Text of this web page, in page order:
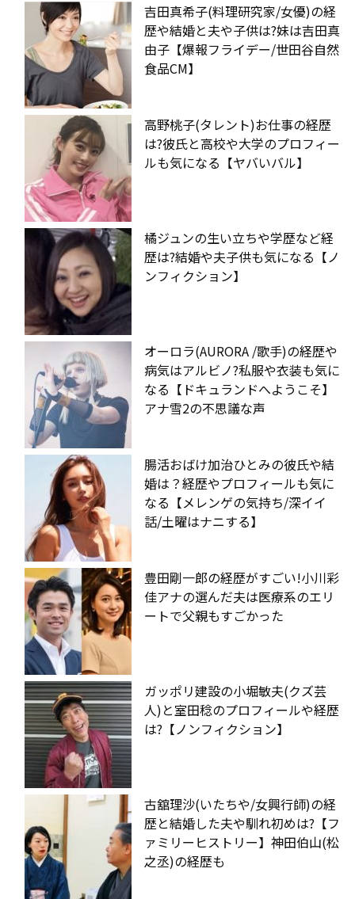
吉田真希子(料理研究家/女優)の経
歴や結婚と夫や子供は?妹は吉田真
由子【爆報フライデー/世田谷自然
食品CM】
高野桃子(タレント)お仕事の経歴
は?彼氏と高校や大学のプロフィー
ルも気になる【ヤバいバル】
橘ジュンの生い立ちや学歴など経
歴は?結婚や夫子供も気になる【ノ
ンフィクション】
オーロラ(AURORA /歌手)の経歴や
病気はアルビノ?私服や衣装も気に
なる【ドキュランドへようこそ】
アナ雪2の不思議な声
腸活おばけ加治ひとみの彼氏や結
婚は？経歴やプロフィールも気に
なる【メレンゲの気持ち/深イイ
話/土曜はナニする】
豊田剛一郎の経歴がすごい!小川彩
佳アナの選んだ夫は医療系のエリ
ートで父親もすごかった
ガッポリ建設の小堀敏夫(クズ芸
人)と室田稔のプロフィールや経歴
は?【ノンフィクション】
古舘理沙(いたちや/女興行師)の経
歴と結婚した夫や馴れ初めは?【フ
ァミリーヒストリー】神田伯山(松
之丞)の経歴も